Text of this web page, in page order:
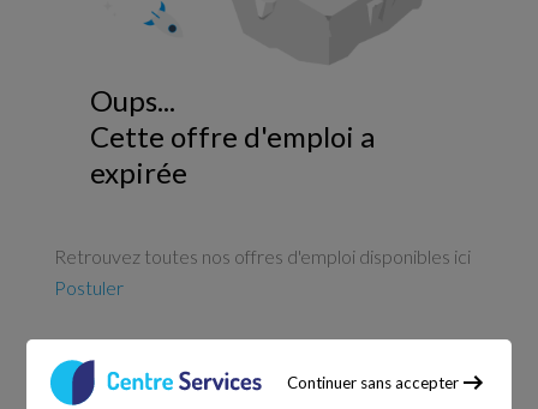
Continuer sans accepter
Oups...
Cette offre d'emploi a
expirée
Retrouvez toutes nos offres d'emploi disponibles ici
Postuler
Services à domicile depuis 2005